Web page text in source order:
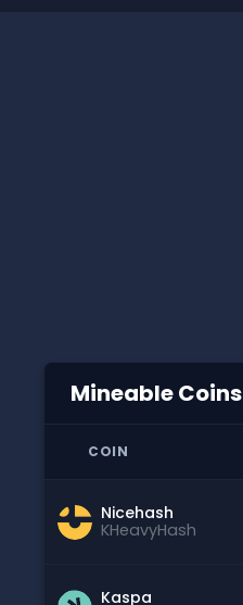
Mineable Coins
COIN
Nicehash
KHeavyHash
Kaspa